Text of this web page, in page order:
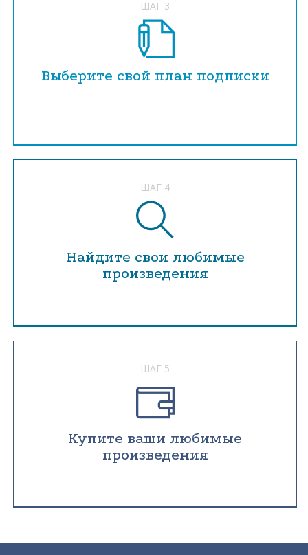
ШАГ 3
Выберите свой план подписки
ШАГ 4
Найдите свои любимые
произведения
ШАГ 5
Купите ваши любимые
произведения